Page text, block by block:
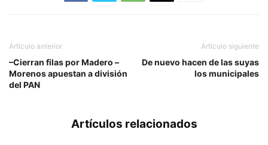
Artículo anterior
–Cierran filas por Madero –
Morenos apuestan a división
del PAN
Artículo siguiente
De nuevo hacen de las suyas
los municipales
Artículos relacionados